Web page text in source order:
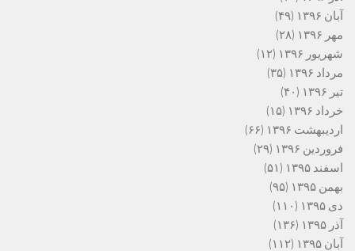
آبان ۱۳۹۶
(۴۹)
مهر ۱۳۹۶
(۲۸)
شهریور ۱۳۹۶
(۱۲)
مرداد ۱۳۹۶
(۳۵)
تیر ۱۳۹۶
(۴۰)
خرداد ۱۳۹۶
(۱۵)
اردیبهشت ۱۳۹۶
(۶۶)
فروردین ۱۳۹۶
(۲۹)
اسفند ۱۳۹۵
(۵۱)
بهمن ۱۳۹۵
(۹۵)
دی ۱۳۹۵
(۱۱۰)
آذر ۱۳۹۵
(۱۳۶)
آبان ۱۳۹۵
(۱۱۲)